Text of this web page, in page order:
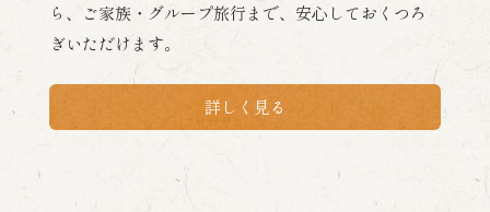
ら、ご家族・グループ旅行まで、安心しておくつろ
ぎいただけます。
詳しく見る